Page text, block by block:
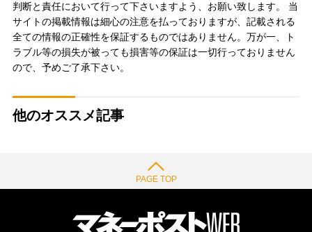
判断と責任において行って下さいますよう、お願い致します。 当
サイトの掲載情報は細心の注意を払っておりますが、記載される
全ての情報の正確性を保証するものではありません。万が一、ト
ラブル等の損失が被っても損害等の保証は一切行っておりません
ので、予めご了承下さい。
他のオススメ記事
PAGE TOP